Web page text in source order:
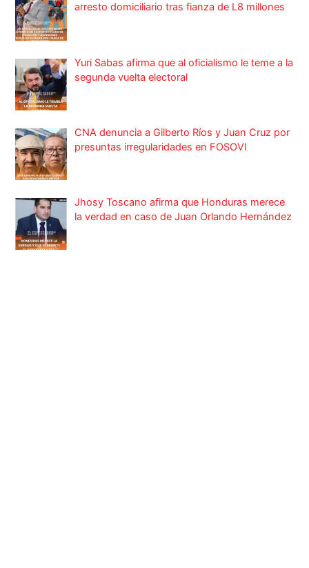
arresto domiciliario tras fianza de L8 millones
Yuri Sabas afirma que al oficialismo le teme a la
segunda vuelta electoral
CNA denuncia a Gilberto Ríos y Juan Cruz por
presuntas irregularidades en FOSOVI
Jhosy Toscano afirma que Honduras merece
la verdad en caso de Juan Orlando Hernández